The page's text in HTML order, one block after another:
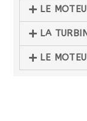
LE
LA
LE